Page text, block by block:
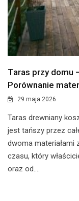
Taras przy domu
Porównanie
29 maja 2026
​Taras drewniany
jest tańszy przez
dwoma materiałami
czasu, który
oraz od....